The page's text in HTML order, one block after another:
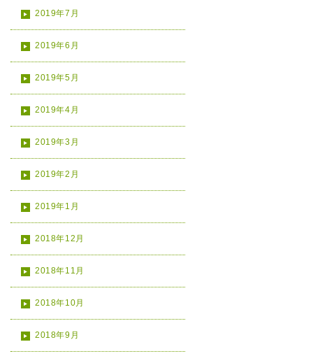
2019年7月
2019年6月
2019年5月
2019年4月
2019年3月
2019年2月
2019年1月
2018年12月
2018年11月
2018年10月
2018年9月